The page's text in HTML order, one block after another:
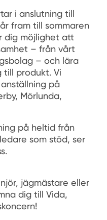
i anslutning till
fram till sommaren
dig möjlighet att
– från vårt
– och lära
till produkt. Vi
på
Mörlunda,
på heltid från
som stöd, ser
jägmästare eller
dig till Vida,